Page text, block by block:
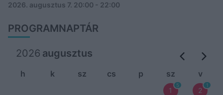
2026. augusztus 7. 20:00 - 22:00
PROGRAMNAPTÁR
2026 augusztus
h k sz cs p sz v
1
5
2
1